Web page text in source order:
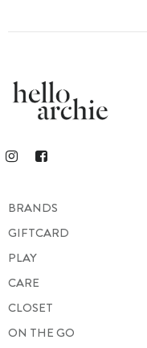
BRANDS
GIFTCARD
PLAY
CARE
CLOSET
ON THE GO